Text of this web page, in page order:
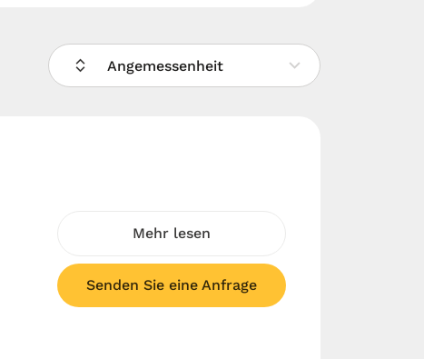
Angemessenheit
Mehr lesen
Senden Sie eine Anfrage